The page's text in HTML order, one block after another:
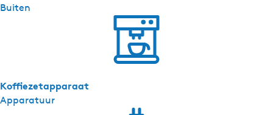
Buiten
Apparatuur
Koffiezetapparaat